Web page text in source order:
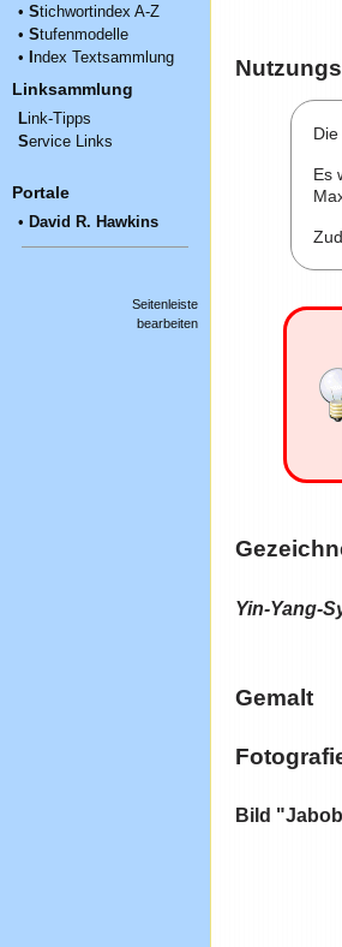
• Stichwortindex A-Z
• Stufenmodelle
• ndex Textsammlung
Linksammlung
Link-Tipps
Service Links
Portale
• David R. Hawkins
Seitenleiste
bearbeiten
Es
Yin-Yang-
Gemalt
Bild